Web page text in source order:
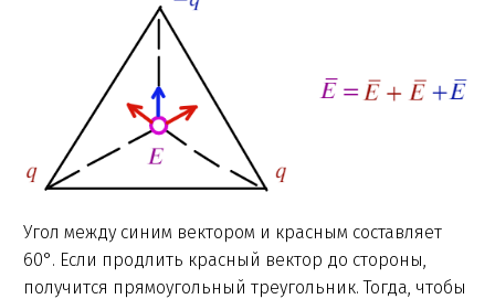
Угол между синим вектором и красным составляет
60°. Если продлить красный вектор до стороны,
получится прямоугольный треугольник. Тогда, чтобы